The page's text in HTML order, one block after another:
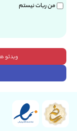
من ربات نیستم
ویدئو